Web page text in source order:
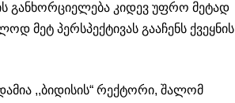
განხორციელება კიდევ უფრო მეტად
მეტ პერსპექტივას გააჩენს ქვეყნის
,,ბიდისის“ რექტორი, შალომ